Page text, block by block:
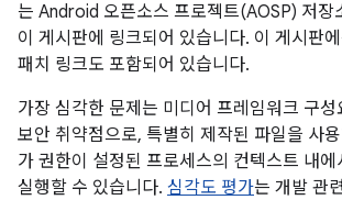
는 Android 오픈소스 프로젝트(AOSP) 저장
이 게시판에 링크되어 있습니다. 이 게시판
패치 링크도 포함되어 있습니다.
가장 심각한 문제는 미디어 프레임워크 구성
보안 취약점으로, 특별히 제작된 파일을 사
가 권한이 설정된 프로세스의 컨텍스트 내
실행할 수 있습니다. 심각도 평가는 개발 관